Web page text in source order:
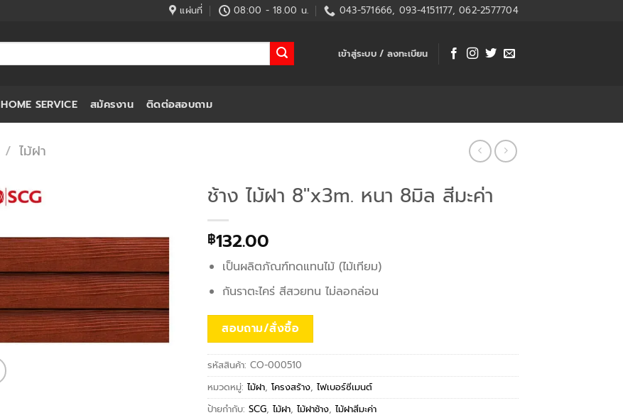
แผ่นที่ 08:00 - 18.00 น. 043-571666, 093-4151177, 062-2577704
เข้าสู่ระบบ / ลงทะเบียน
HOME SERVICE สมัครงาน ติดต่อสอบถาม
/ ไม้ฝา
ช้าง ไม้ฝา 8″x3m. หนา 8มิล สีมะค่า
฿132.00
เป็นผลิตภัณฑ์ทดแทนไม้ (ไม้เทียม)
กันราตะไคร่ สีสวยทน ไม่ลอกล่อน
สอบถาม/สั่งซื้อ
รหัสสินค้า:CO-000510
หมวดหมู่:ไม้ฝา,โครงสร้าง,ไฟเบอร์ซีเมนต์
ป้ายกำกับ:SCG,ไม้ฝา,ไม้ฝาช้าง,ไม้ฝาสีมะค่า